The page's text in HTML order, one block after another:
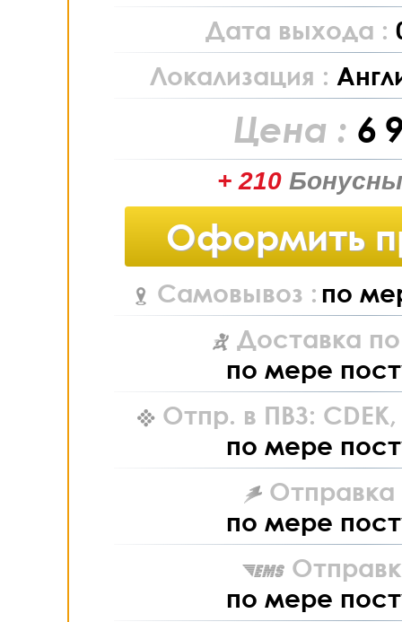
Дата выхода :
Локализация :
Цена : 6
+ 210
Оформить
Самовывоз : по
Доставка
по мере
Отпр. в ПВЗ: CDEK,
по мере
Отправка
по мере
по мере